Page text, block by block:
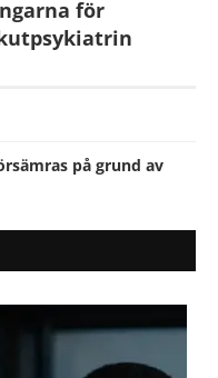
för
på grund av